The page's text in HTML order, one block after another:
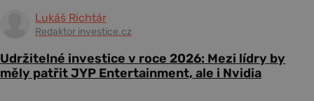
Lukáš Richtár
Redaktor investice.cz
Udržitelné investice v roce 2026: Mezi lídry by
měly patřit JYP Entertainment, ale i Nvidia